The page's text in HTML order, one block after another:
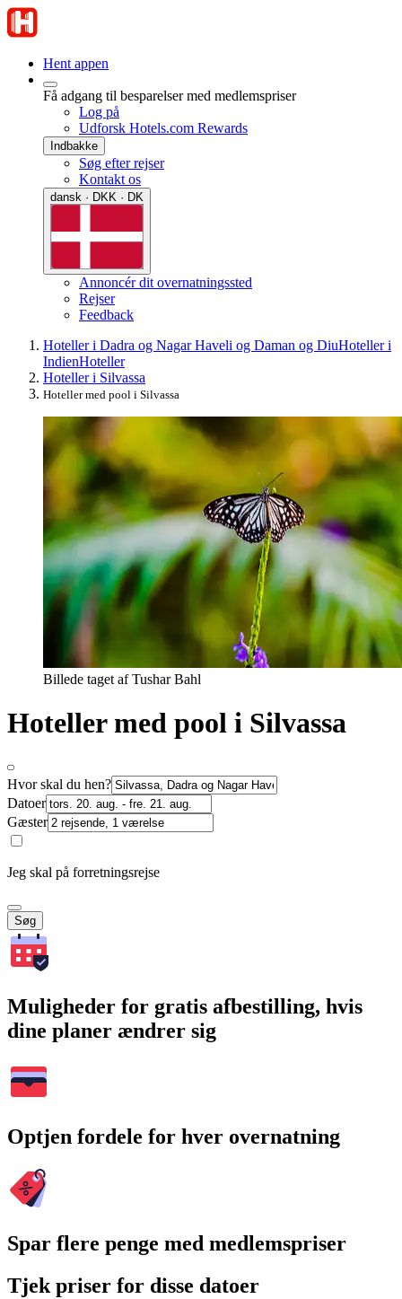
Hent appen
Få adgang til besparelser med medlemspriser
Log på
Udforsk Hotels.com Rewards
Indbakke
Søg efter rejser
Kontakt os
dansk · DKK · DK
Annoncér dit overnatningssted
Rejser
Feedback
Hoteller i Dadra og Nagar Haveli og Daman og DiuHoteller i
IndienHoteller
Hoteller i Silvassa
Hoteller med pool i Silvassa
Billede taget af Tushar Bahl
Hoteller med pool i Silvassa
Hvor skal du hen?
Datoer
Gæster
Jeg skal på forretningsrejse
Søg
Muligheder for gratis afbestilling, hvis
dine planer ændrer sig
Optjen fordele for hver overnatning
Spar flere penge med medlemspriser
Tjek priser for disse datoer